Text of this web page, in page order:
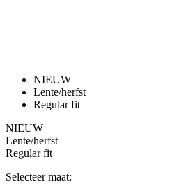
NIEUW
Lente/herfst
Regular fit
NIEUW
Lente/herfst
Regular fit
Selecteer maat: